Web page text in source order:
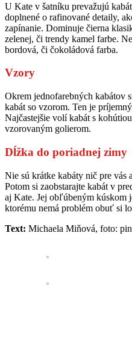
U Kate v šatníku prevažujú
doplnené o rafinované detaily,
zapínanie. Dominuje čierna
zelenej, či trendy kamel farbe.
bordová, či čokoládová farba.
Vzory
Okrem jednofarebných kabátov
kabát so vzorom. Ten je
Najčastejšie volí kabát s
vzorovaným golierom.
Dĺžka do poriadnej zimy
Nie sú krátke kabáty nič pre vás
Potom si zaobstarajte kabát v
aj Kate. Jej obľúbeným kúskom
ktorému nemá problém obuť si
Text: Michaela Miňová, foto: